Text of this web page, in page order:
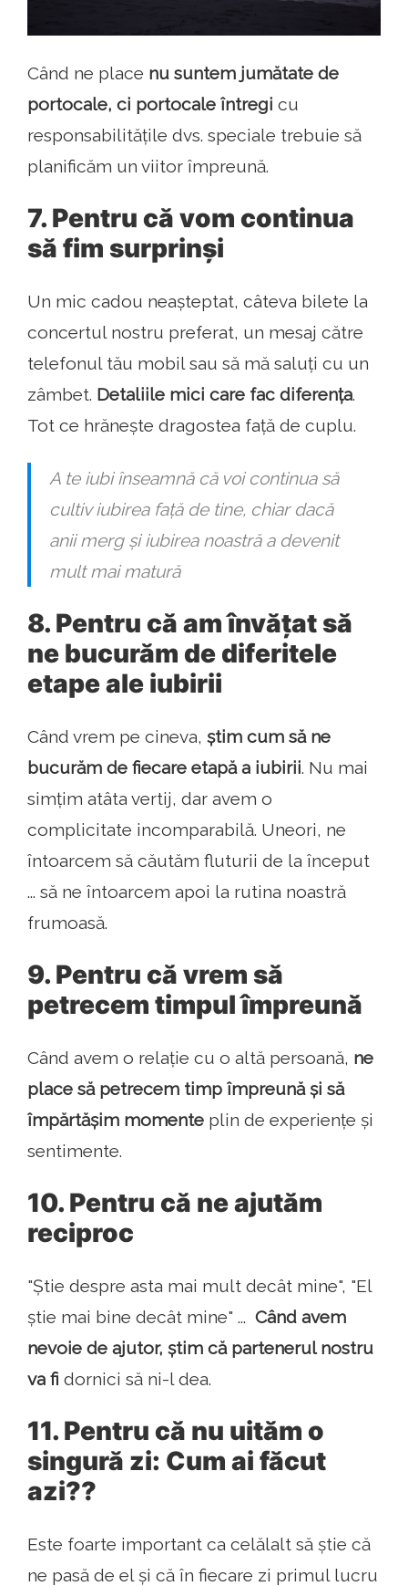
Când ne place nu suntem jumătate de
portocale, ci portocale întregi cu
responsabilitățile dvs. speciale trebuie să
planificăm un viitor împreună.
7. Pentru că vom continua
să fim surprinși
Un mic cadou neașteptat, câteva bilete la
concertul nostru preferat, un mesaj către
telefonul tău mobil sau să mă saluți cu un
zâmbet. Detaliile mici care fac diferența.
Tot ce hrănește dragostea față de cuplu.
A te iubi înseamnă că voi continua să
cultiv iubirea față de tine, chiar dacă
anii merg și iubirea noastră a devenit
mult mai matură
8. Pentru că am învățat să
ne bucurăm de diferitele
etape ale iubirii
Când vrem pe cineva, știm cum să ne
bucurăm de fiecare etapă a iubirii. Nu mai
simțim atâta vertij, dar avem o
complicitate incomparabilă. Uneori, ne
întoarcem să căutăm fluturii de la început
... să ne întoarcem apoi la rutina noastră
frumoasă.
9. Pentru că vrem să
petrecem timpul împreună
Când avem o relație cu o altă persoană, ne
place să petrecem timp împreună și să
împărtășim momente plin de experiențe și
sentimente.
10. Pentru că ne ajutăm
reciproc
"Știe despre asta mai mult decât mine", "El
știe mai bine decât mine" ... Când avem
nevoie de ajutor, știm că partenerul nostru
va fi dornici să ni-l dea.
11. Pentru că nu uităm o
singură zi: Cum ai făcut
azi??
Este foarte important ca celălalt să știe că
ne pasă de el și că în fiecare zi primul lucru